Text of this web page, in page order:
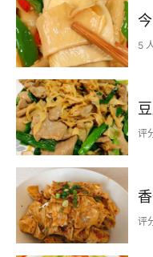
5
评
评